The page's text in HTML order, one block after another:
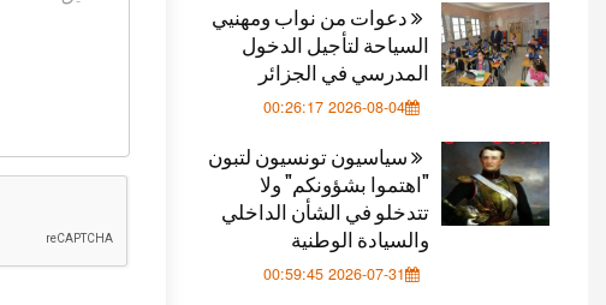
دعوات من نواب ومهنيي
السياحة لتأجيل الدخول
المدرسي في الجزائر
2026-08-04 00:26:17
سياسيون تونسيون لتبون
"اهتموا بشؤونكم" ولا
تتدخلو في الشأن الداخلي
والسيادة الوطنية
2026-07-31 00:59:45